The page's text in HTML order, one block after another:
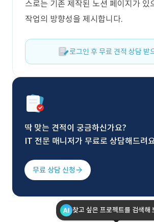
스로는 기존 제작된 노션 페이지가 있
작업의 방향성을 제시합니다.
로그인 후 무료 견적 상담 받
딱 맞는 견적이 궁금하신가요?
IT 전문 매니저가 무료로 상담해드려
무료 상담 신청
찾고 싶은 프로젝트를 검색해